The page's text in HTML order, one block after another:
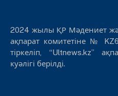
2024 жылы ҚР Мәдениет
ақпарат комитетіне №
тіркеліп, “Ultnews.kz”
куәлігі берілді.